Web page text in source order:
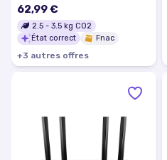
62,99 €
2.5 - 3.5 kg CO2
État correct
Fnac
+3 autres offres